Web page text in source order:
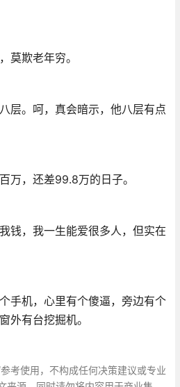
莫欺老年穷。
层。呵，真会暗示，他八层有点
万，还差99.8万的日子。
钱，我一生能爱很多人，但实在
手机，心里有个傻逼，旁边有个
外有台挖掘机。
考使用，不构成任何决策建议或专业